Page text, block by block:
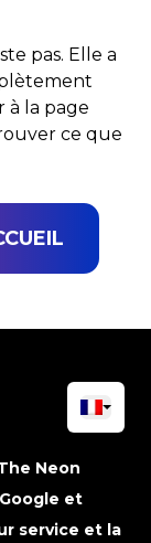
pas. Elle a
à la page
ce que
Neon
et
service et la